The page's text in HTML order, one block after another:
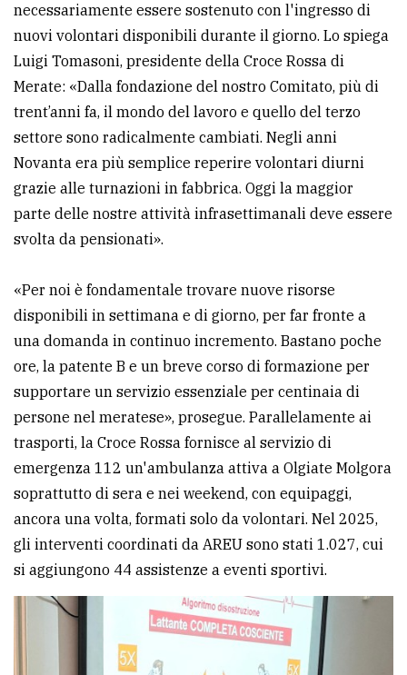
necessariamente essere sostenuto con l'ingresso di
nuovi volontari disponibili durante il giorno. Lo spiega
Luigi Tomasoni, presidente della Croce Rossa di
Merate: «Dalla fondazione del nostro Comitato, più di
trent’anni fa, il mondo del lavoro e quello del terzo
settore sono radicalmente cambiati. Negli anni
Novanta era più semplice reperire volontari diurni
grazie alle turnazioni in fabbrica. Oggi la maggior
parte delle nostre attività infrasettimanali deve essere
svolta da pensionati».
«Per noi è fondamentale trovare nuove risorse
disponibili in settimana e di giorno, per far fronte a
una domanda in continuo incremento. Bastano poche
ore, la patente B e un breve corso di formazione per
supportare un servizio essenziale per centinaia di
persone nel meratese», prosegue. Parallelamente ai
trasporti, la Croce Rossa fornisce al servizio di
emergenza 112 un'ambulanza attiva a Olgiate Molgora
soprattutto di sera e nei weekend, con equipaggi,
ancora una volta, formati solo da volontari. Nel 2025,
gli interventi coordinati da AREU sono stati 1.027, cui
si aggiungono 44 assistenze a eventi sportivi.